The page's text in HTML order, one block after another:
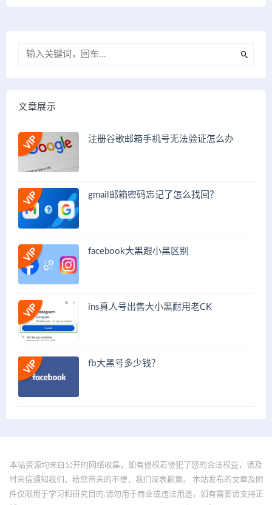
文章展示
注册谷歌邮箱手机号无法验证怎么办
gmail邮箱密码忘记了怎么找回？
facebook大黑跟小黑区别
ins真人号出售大小黑耐用老CK
fb大黑号多少钱？
本站资源均来自公开的网络收集，如有侵权若侵犯了您的合法权益，请及
时来信通知我们，给您带来的不便，我们深表歉意。 本站发布的文章及附
件仅限用于学习和研究目的.请勿用于商业或违法用途，如有需要请支持正